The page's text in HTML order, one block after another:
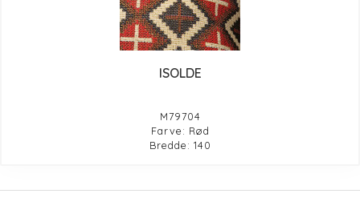
ISOLDE
M79704
Farve: Rød
Bredde: 140